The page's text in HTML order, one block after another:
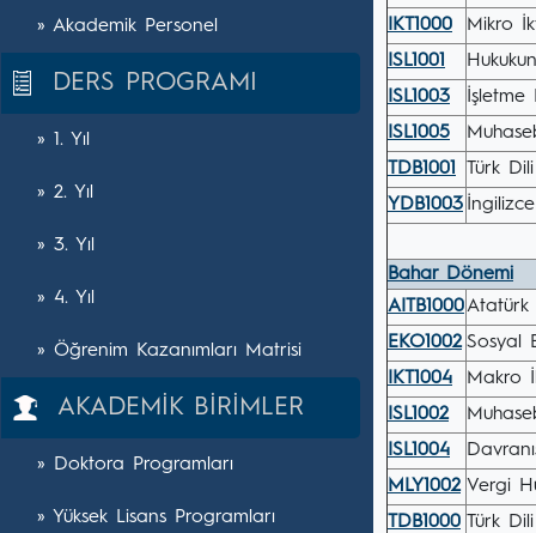
» Akademik Personel
DERS PROGRAMI
» 1. Yıl
» 2. Yıl
» 3. Yıl
» 4. Yıl
» Öğrenim Kazanımları Matrisi
AKADEMİK BİRİMLER
» Doktora Programları
» Yüksek Lisans Programları
IKT1000
Mikro
ISL1001
ISL1003
İşletme
ISL1005
TDB1001
Türk
YDB1003
Bahar Dönemi
AITB1000Atatürk
EKO1002 Sosyal
IKT1004
Makro
ISL1002
ISL1004
MLY1002 Vergi
TDB1000 Türk